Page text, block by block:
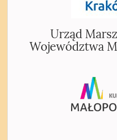
Urząd
Województwa